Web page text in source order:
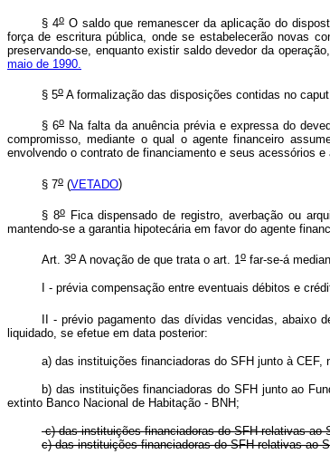
§ 4oO saldo que remanescer da aplicação do
força de escritura pública, onde se estabelecerão novas
preservando-se, enquanto existir saldo devedor da
maio de 1990.
§ 5o A formalização das disposições contidas no
§ 6o Na falta da anuência prévia e expressa do
compromisso, mediante o qual o agente financeiro
envolvendo o contrato de financiamento e seus
§ 7o (VETADO)
§ 8oFica dispensado de registro, averbação ou
mantendo-se a garantia hipotecária em favor do agente
Art. 3o A novação de que trata o art. 1o far-se-á
I - prévia compensação entre eventuais débitos e
II - prévio pagamento das dívidas vencidas,
liquidado, se efetue em data posterior:
a) das instituições financiadoras do SFH junto à CEF,
b) das instituições financiadoras do SFH junto ao
extinto Banco Nacional de Habitação - BNH;
c) das instituições financiadoras do SFH relativas ao
c) das instituições financiadoras do SFH